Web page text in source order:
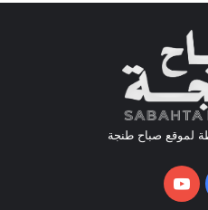
لموقع صباح طنجة
يوتيوب